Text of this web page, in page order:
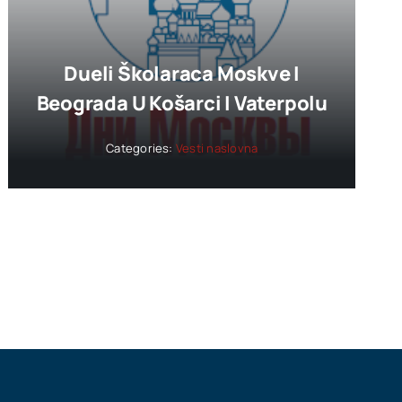
Dueli Školaraca Moskve I
Beograda U Košarci I Vaterpolu
Categories: Vesti naslovna